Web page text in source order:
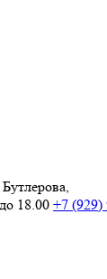
18.00 +7 (929)